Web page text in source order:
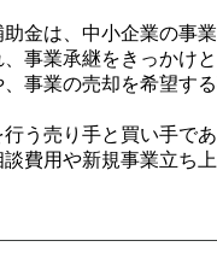
金は、中小企業の事
事業承継をきっかけ
事業の売却を希望す
う売り手と買い手で
費用や新規事業立ち